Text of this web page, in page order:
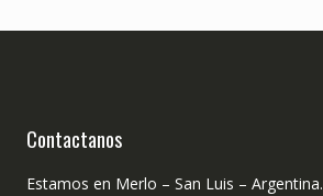
Contactanos
Estamos en Merlo – San Luis – Argentina.